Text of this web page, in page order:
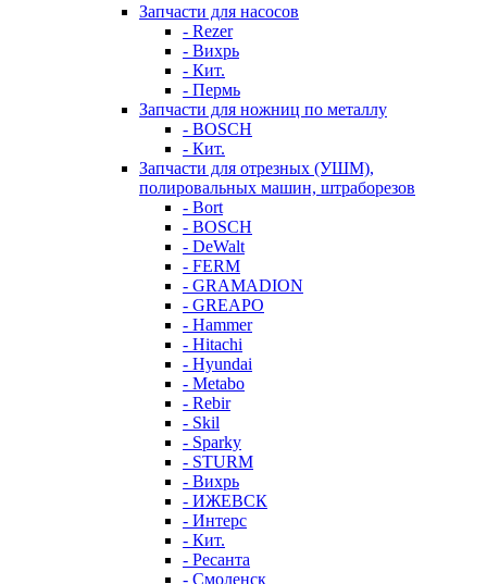
Запчасти для насосов
- Rezer
- Вихрь
- Кит.
- Пермь
Запчасти для ножниц по металлу
- BOSCH
- Кит.
Запчасти для отрезных (УШМ),
полировальных машин, штраборезов
- Bort
- BOSCH
- DeWalt
- FERM
- GRAMADION
- GREAPO
- Hammer
- Hitachi
- Hyundai
- Metabo
- Rebir
- Skil
- Sparky
- STURM
- Вихрь
- ИЖЕВСК
- Интерс
- Кит.
- Ресанта
- Смоленск